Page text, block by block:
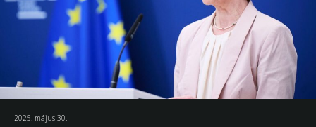
2025. május 30.